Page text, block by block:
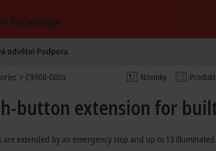
odvětví Podpora
Novinky
C9900-G00x
button extension for
are extended by an emergency stop and up to 13